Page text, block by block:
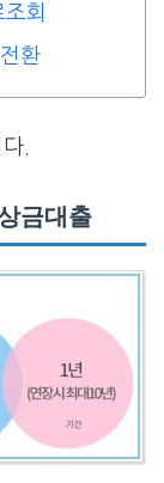
회
환
.
금대출